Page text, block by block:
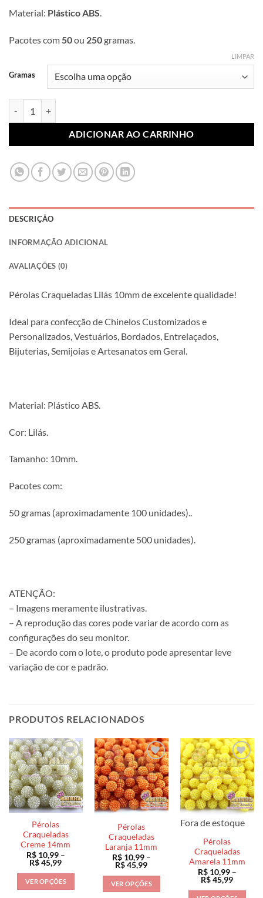
Material: Plástico ABS.
Pacotes com 50ou 250gramas.
Gramas
LIMPAR
ADICIONAR AO CARRINHO
DESCRIÇÃO
INFORMAÇÃO ADICIONAL
AVALIAÇÕES (0)
Pérolas Craqueladas Lilás 10mm de excelente qualidade!
Ideal para confecção de Chinelos Customizados e
Personalizados, Vestuários, Bordados, Entrelaçados,
Bijuterias, Semijoias e Artesanatos em Geral.
Material: Plástico ABS.
Cor: Lilás.
Tamanho: 10mm.
Pacotes com:
50 gramas (aproximadamente 100 unidades)..
250 gramas (aproximadamente 500 unidades).
ATENÇÃO:
– Imagens meramente ilustrativas.
– A reprodução das cores pode variar de acordo com as
configurações do seu monitor.
– De acordo com o lote, o produto pode apresentar leve
variação de cor e padrão.
PRODUTOS RELACIONADOS
Pérolas
Craqueladas
Creme 14mm
R$10,99 –
R$45,99Faixa
preço:
R$ 10,99
através
VER OPÇÕES
Pérolas
Craqueladas
Laranja 11mm
R$10,99 –
R$45,99Faixa
preço:
R$ 10,99
através
VER OPÇÕES
Fora de estoque
Pérolas
Craqueladas
Amarela 11mm
R$10,99 –
R$45,99Faixa
preço: